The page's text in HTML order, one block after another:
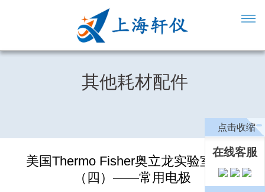
其他耗材配件
美国Thermo Fisher奥立龙实验室产品
（四）——常用电极
点击收缩
在线客服